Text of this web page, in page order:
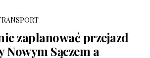
zaplanować przejazd
Nowym Sączem a